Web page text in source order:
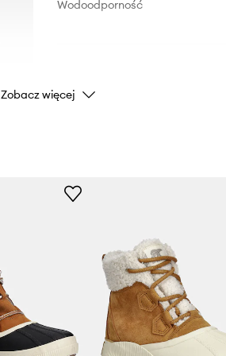
Wodoodporność
ID Produktu
Zobacz więcej